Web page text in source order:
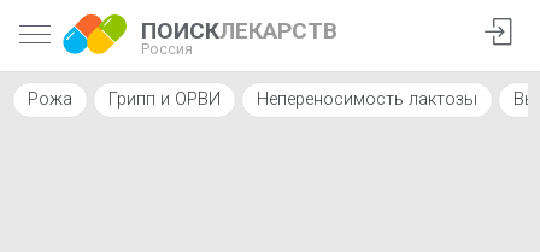
ПОИСКЛЕКАРСТВ
Россия
Рожа Грипп и ОРВИ Непереносимость лактозы